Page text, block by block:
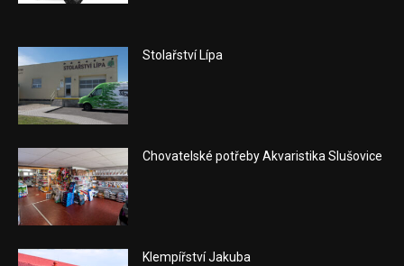
Stolařství Lípa
Chovatelské potřeby Akvaristika Slušovice
Klempířství Jakuba